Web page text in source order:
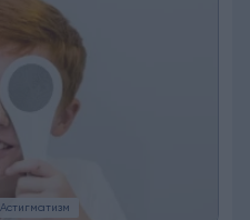
Астигматизм